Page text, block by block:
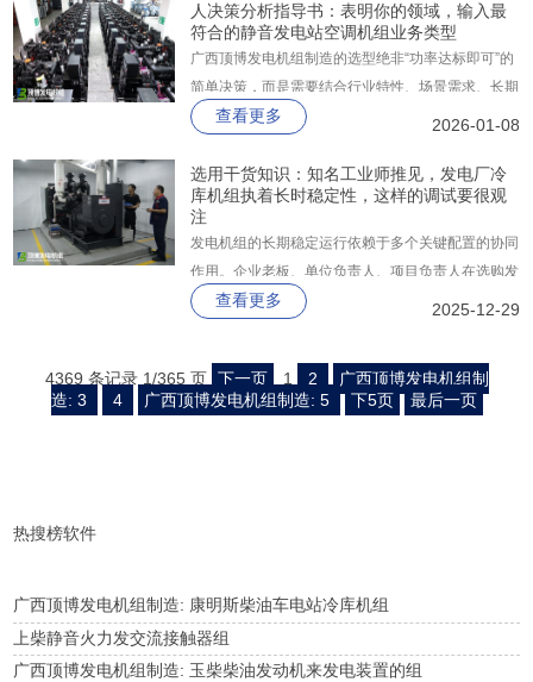
构建了世界级品质防线。其5KW至3000KW的宽广
功率谱系，能完美吞噬塔吊、搅拌机启动时的浪涌电
流，拒绝“小马拉大车”的尴尬。
人决策分析指导书：表明你的领域，输入最
符合的静音发电站空调机组业务类型
广西顶博发电机组制造的选型绝非“功率达标即可”的
简单决策，而是需要结合行业特性、场景需求、长期
成本与技术趋势的综合博弈。通过精准匹配行业需
电安全的同时，实现全生命周期成本最低化。
查看更多 2026-01-08
选用干货知识：知名工业师推见，发电厂冷
库机组执着长时稳定性，这样的调试要很观
注
发电机组的长期稳定运行依赖于多个关键配置的协同
作用。企业老板、单位负责人、项目负责人在选购发
电机组时，务必重视这些核心配置，选择具备优质发
力保障。
查看更多 2025-12-29
4369 条记录 1/365 页 下一页 1 2
广西顶博发电机组制
造: 3
4 广西顶博发电机组制造: 5 下5页 最后一页
热搜榜软件
广西顶博发电机组制造: 康明斯柴油车电站冷库机组
上柴静音火力发交流接触器组
广西顶博发电机组制造: 玉柴柴油发动机来发电装置的组